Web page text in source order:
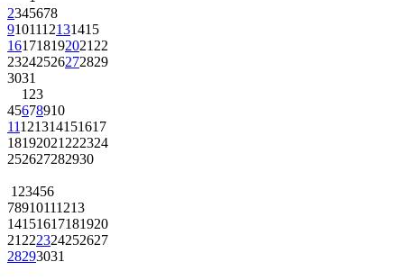
2345678
9101112131415
161718192021 22
23242526272829
3031
1 23
45678910
11121314151617
18192021 222324
252627282930
1 23456
78910111213
14151617181920
21 222324252627
28293031